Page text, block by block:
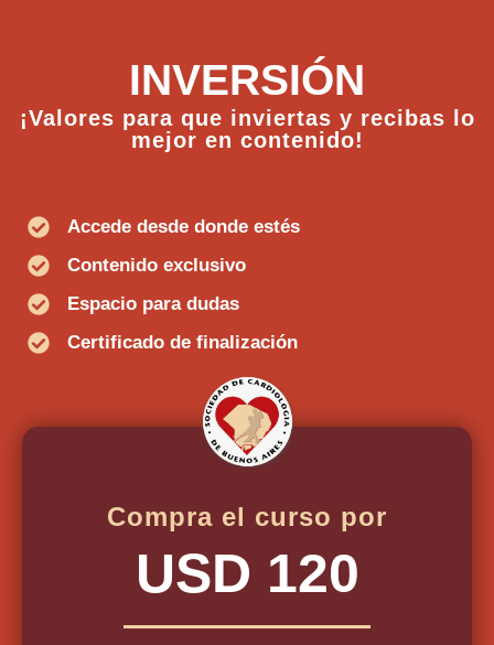
INVERSIÓN
¡Valores para que inviertas y recibas lo
mejor en contenido!
Accede desde donde estés
Contenido exclusivo
Espacio para dudas
Certificado de finalización
Compra el curso por
USD 120